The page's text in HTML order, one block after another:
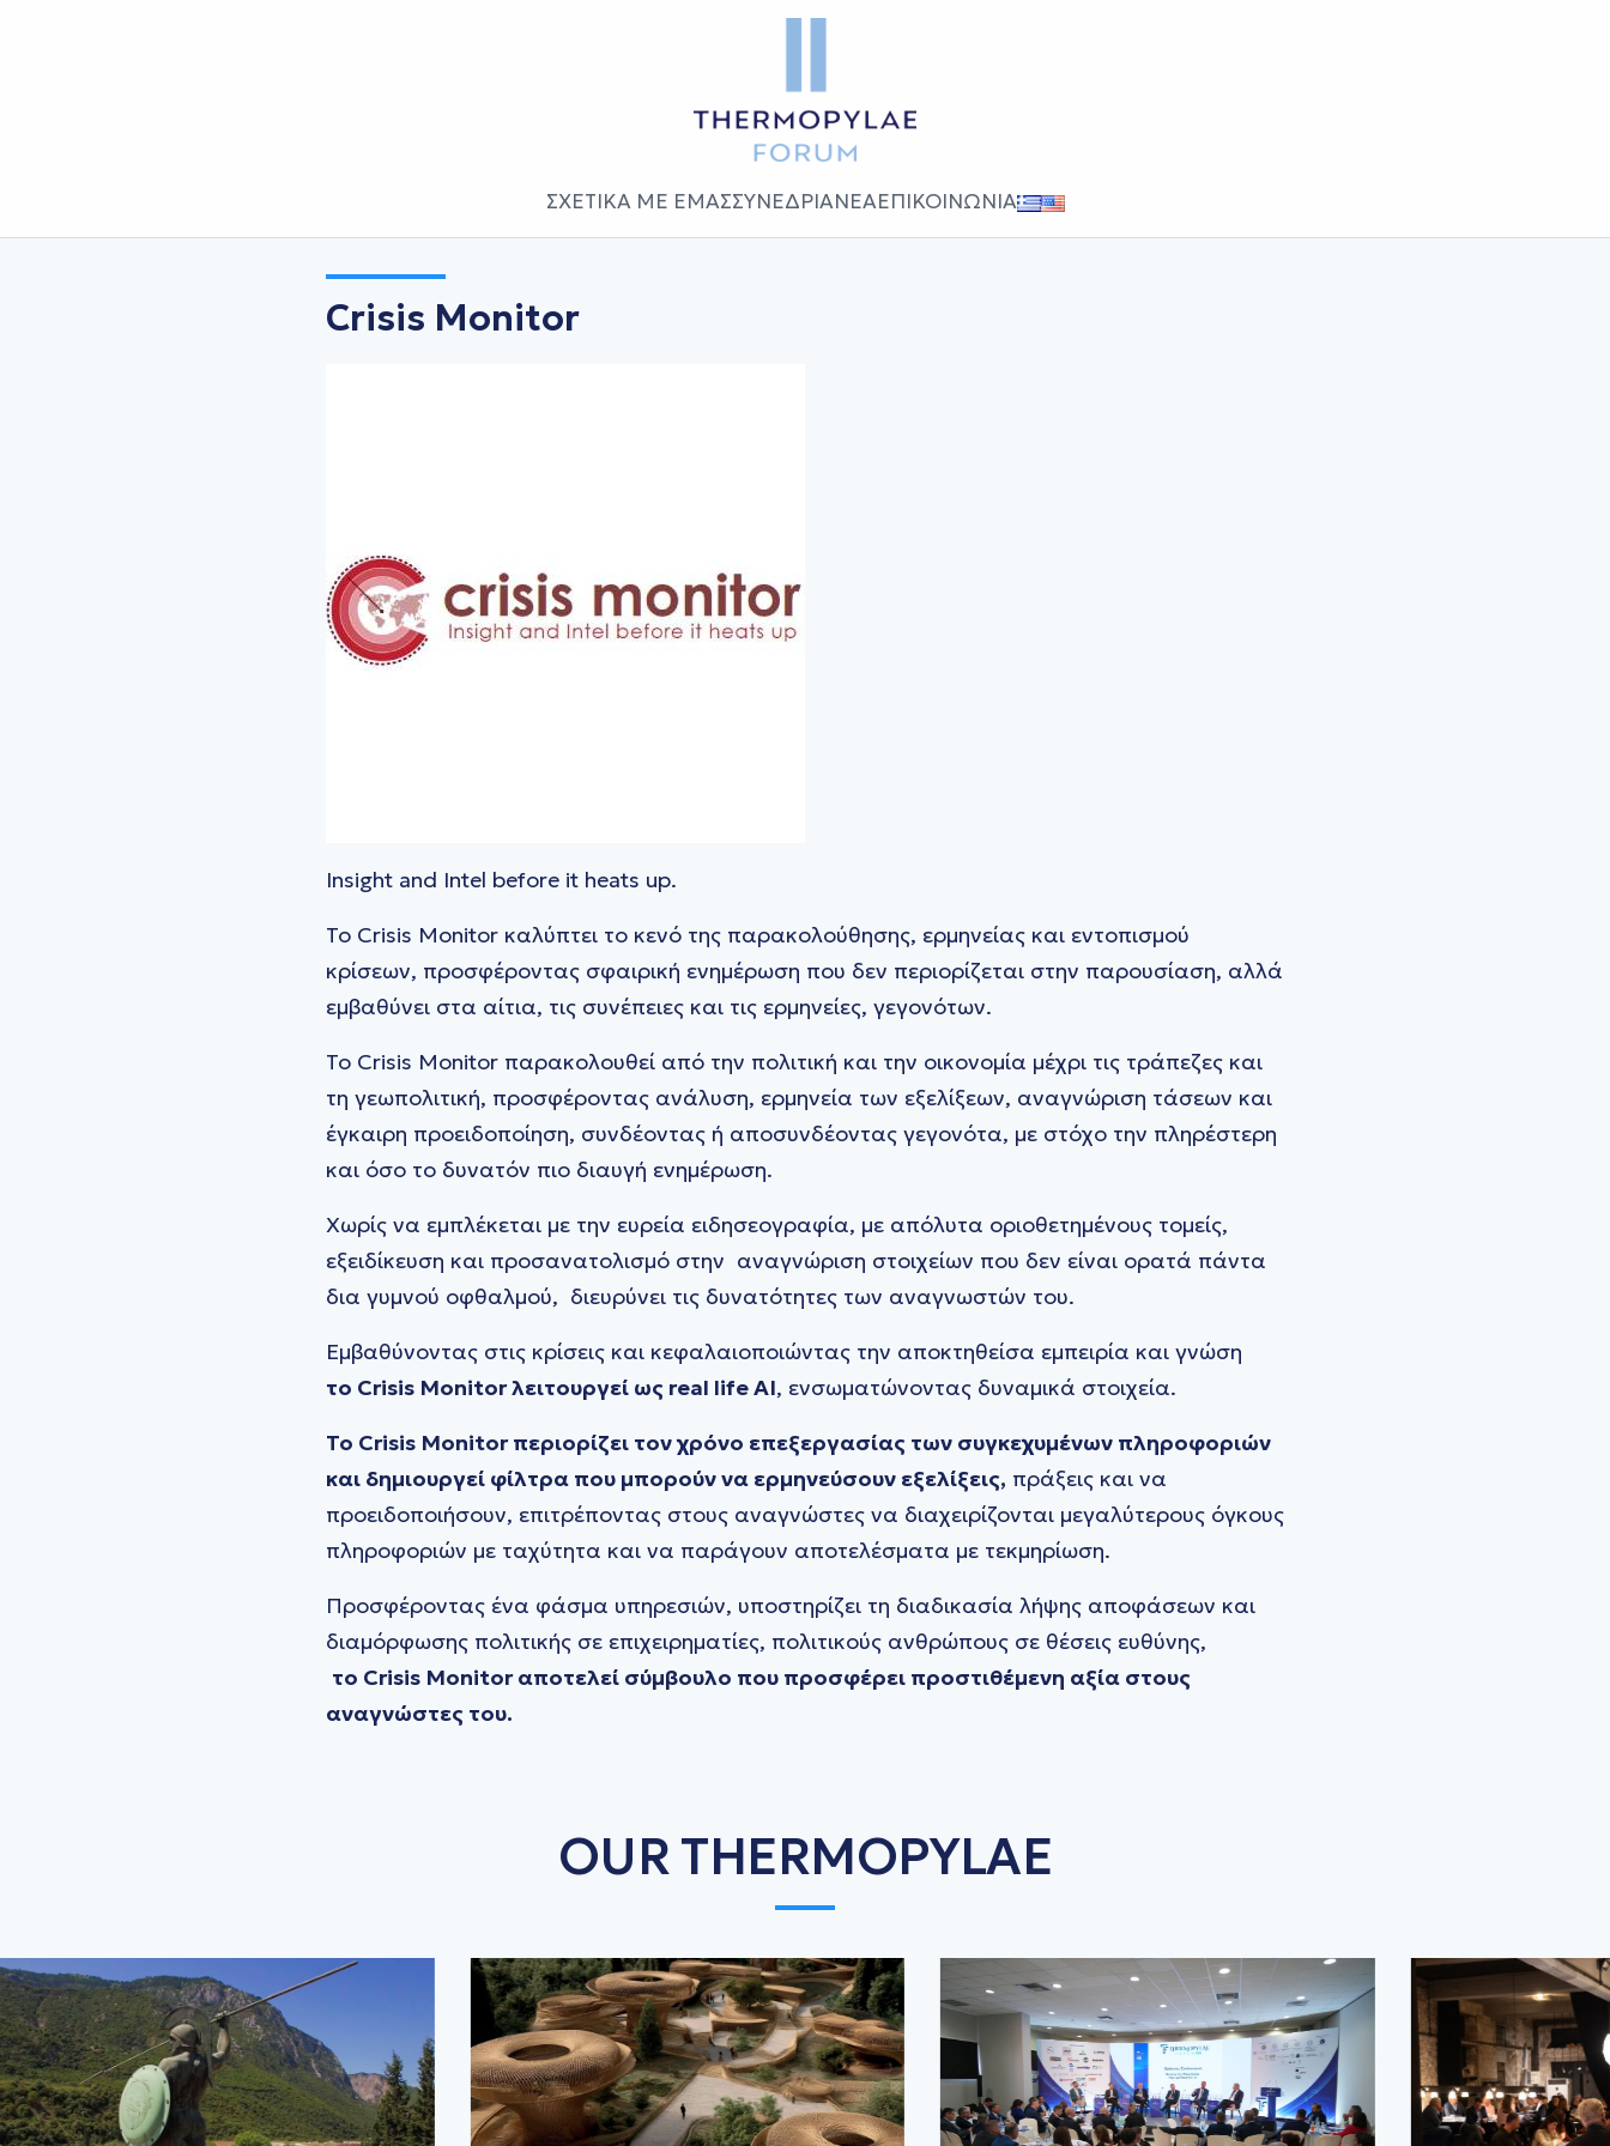
ΣΧΕΤΙΚΑ ΜΕ ΕΜΑΣΣΥΝΕΔΡΙΑΝΕΑΕΠΙΚΟΙΝΩΝΙΑ
Crisis Monitor
Insight and Intel before it heats up.
Το Crisis Monitor καλύπτει το κενό της παρακολούθησης, ερμηνείας και εντοπισμού
κρίσεων, προσφέροντας σφαιρική ενημέρωση που δεν περιορίζεται στην παρουσίαση, αλλά
εμβαθύνει στα αίτια, τις συνέπειες και τις ερμηνείες, γεγονότων.
Το Crisis Monitor παρακολουθεί από την πολιτική και την οικονομία μέχρι τις τράπεζες και
τη γεωπολιτική, προσφέροντας ανάλυση, ερμηνεία των εξελίξεων, αναγνώριση τάσεων και
έγκαιρη προειδοποίηση, συνδέοντας ή αποσυνδέοντας γεγονότα, με στόχο την πληρέστερη
και όσο το δυνατόν πιο διαυγή ενημέρωση.
Χωρίς να εμπλέκεται με την ευρεία ειδησεογραφία, με απόλυτα οριοθετημένους τομείς,
εξειδίκευση και προσανατολισμό στην αναγνώριση στοιχείων που δεν είναι ορατά πάντα
δια γυμνού οφθαλμού, διευρύνει τις δυνατότητες των αναγνωστών του.
Εμβαθύνοντας στις κρίσεις και κεφαλαιοποιώντας την αποκτηθείσα εμπειρία και γνώση
το Crisis Monitor λειτουργεί ως real life AI, ενσωματώνοντας δυναμικά στοιχεία.
Το Crisis Monitor περιορίζει τον χρόνο επεξεργασίας των συγκεχυμένων πληροφοριών
και δημιουργεί φίλτρα που μπορούν να ερμηνεύσουν εξελίξεις, πράξεις και να
προειδοποιήσουν, επιτρέποντας στους αναγνώστες να διαχειρίζονται μεγαλύτερους όγκους
πληροφοριών με ταχύτητα και να παράγουν αποτελέσματα με τεκμηρίωση.
Προσφέροντας ένα φάσμα υπηρεσιών, υποστηρίζει τη διαδικασία λήψης αποφάσεων και
διαμόρφωσης πολιτικής σε επιχειρηματίες, πολιτικούς ανθρώπους σε θέσεις ευθύνης,
το Crisis Monitor αποτελεί σύμβουλο που προσφέρει προστιθέμενη αξία στους
αναγνώστες του.
OUR THERMOPYLAE